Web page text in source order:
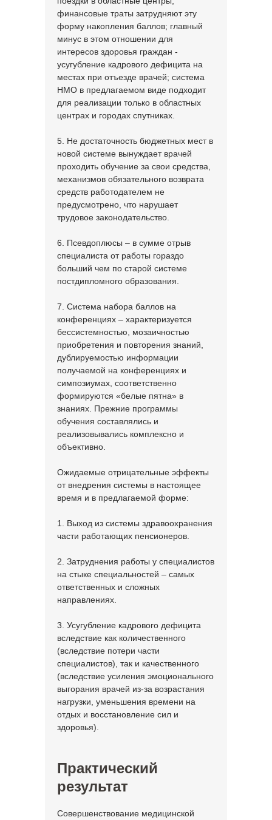
финансовые траты затрудняют эту
форму накопления баллов; главный
минус в этом отношении для
интересов здоровья граждан -
усугубление кадрового дефицита на
местах при отъезде врачей; система
НМО в предлагаемом виде подходит
для реализации только в областных
центрах и городах спутниках.
5. Не достаточность бюджетных мест в
новой системе вынуждает врачей
проходить обучение за свои средства,
механизмов обязательного возврата
средств работодателем не
предусмотрено, что нарушает
трудовое законодательство.
6. Псевдоплюсы – в сумме отрыв
специалиста от работы гораздо
больший чем по старой системе
постдипломного образования.
7. Система набора баллов на
конференциях – характеризуется
бессистемностью, мозаичностью
приобретения и повторения знаний,
дублируемостью информации
получаемой на конференциях и
симпозиумах, соответственно
формируются «белые пятна» в
знаниях. Прежние программы
обучения составлялись и
реализовывались комплексно и
объективно.
Ожидаемые отрицательные эффекты
от внедрения системы в настоящее
время и в предлагаемой форме:
1. Выход из системы здравоохранения
части работающих пенсионеров.
2. Затруднения работы у специалистов
на стыке специальностей – самых
ответственных и сложных
направлениях.
3. Усугубление кадрового дефицита
вследствие как количественного
(вследствие потери части
специалистов), так и качественного
(вследствие усиления эмоционального
выгорания врачей из-за возрастания
нагрузки, уменьшения времени на
отдых и восстановление сил и
здоровья).
Практический
результат
Совершенствование медицинской